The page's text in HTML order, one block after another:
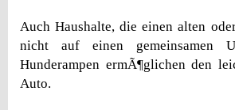
Auch Haushalte, die einen alten
nicht auf einen gemeinsamen
Hunderampen ermÃ¶glichen den
Auto.